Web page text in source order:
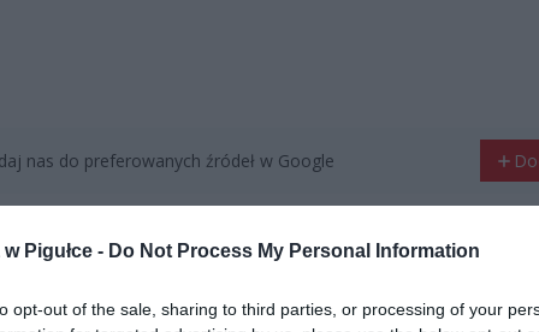
Pigułce - Do Not Process My Personal Information
opt-out of the sale, sharing to third parties, or processing of your
nas do preferowanych źródeł w Google